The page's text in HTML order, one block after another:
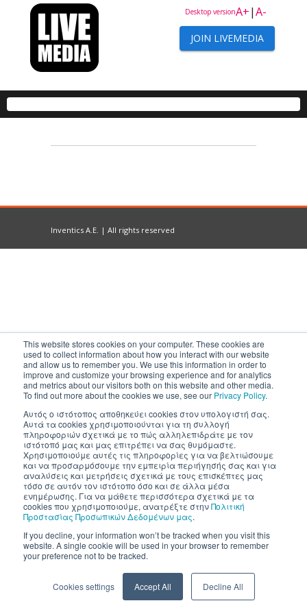
This website stores cookies on your computer. These cookies are
used to collect information about how you interact with our website
and allow us to remember you. We use this information in order to
improve and customize your browsing experience and for analytics
and metrics about our visitors both on this website and other media.
To find out more about the cookies we use, see our Privacy Policy.
Αυτός ο ιστότοπος αποθηκεύει cookies στον υπολογιστή σας.
Αυτά τα cookies χρησιμοποιούνται για τη συλλογή
πληροφοριών σχετικά με το πώς αλληλεπιδράτε με τον
ιστότοπό μας και μας επιτρέπει να σας θυμόμαστε.
Χρησιμοποιούμε αυτές τις πληροφορίες για να βελτιώσουμε
και να προσαρμόσουμε την εμπειρία περιήγησής σας και για
αναλύσεις και μετρήσεις σχετικά με τους επισκέπτες μας
τόσο σε αυτόν τον ιστότοπο όσο και σε άλλα μέσα
ενημέρωσης. Για να μάθετε περισσότερα σχετικά με τα
cookies που χρησιμοποιούμε, ανατρέξτε στηνΠολιτική
Προστασίας Προσωπικών Δεδομένων μας.
If you decline, your information won’t be tracked when you visit this
website. A single cookie will be used in your browser to remember
your preference not to be tracked.
Cookies settings Accept All Decline All
A+|A-
Desktop version
JOIN LIVEMEDIA
Inventics A.E. | All rights reserved